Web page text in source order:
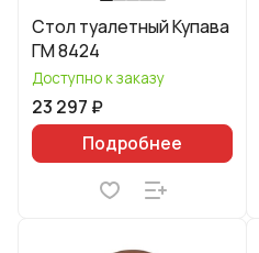
Стол туалетный Купава
ГМ 8424
Доступно к заказу
23 297 ₽
Подробнее